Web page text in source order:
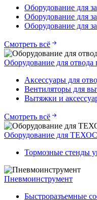
Оборудование для
Оборудование для
Оборудование для
Смотреть всё
Оборудование для
Аксессуары для
Вентиляторы для
Вытяжки и
Смотреть всё
Оборудование для
Тормозные стенды
Пневмоинструмент
Быстроразъемные